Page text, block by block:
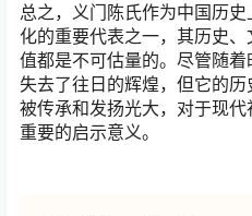
总之，义门陈氏作为中国历
化的重要代表之一，其历史
值都是不可估量的。尽管随
失去了往日的辉煌，但它的
被传承和发扬光大，对于现
重要的启示意义。